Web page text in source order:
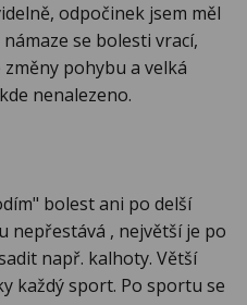
odpočinek jsem měl
se bolesti vrací,
pohybu a velká
nenalezeno.
bolest ani po delší
nepřestává , největší je po
např. kalhoty. Větší
každý sport. Po sportu se